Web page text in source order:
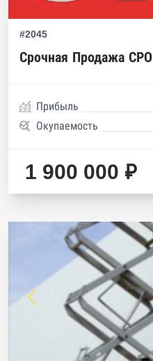
#2045
Срочная Продажа СРО
Прибыль
Окупаемость
1 900 000 ₽